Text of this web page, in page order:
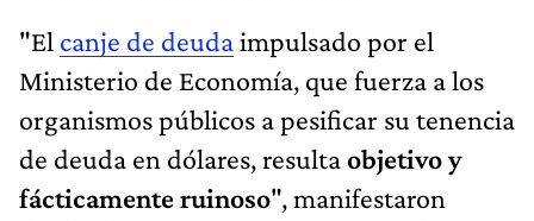
"El canje de deudaimpulsado por el
Ministerio de Economía, que fuerza a los
organismos públicos a pesificar su tenencia
de deuda en dólares, resultaobjetivo y
fácticamente ruinoso", manifestaron